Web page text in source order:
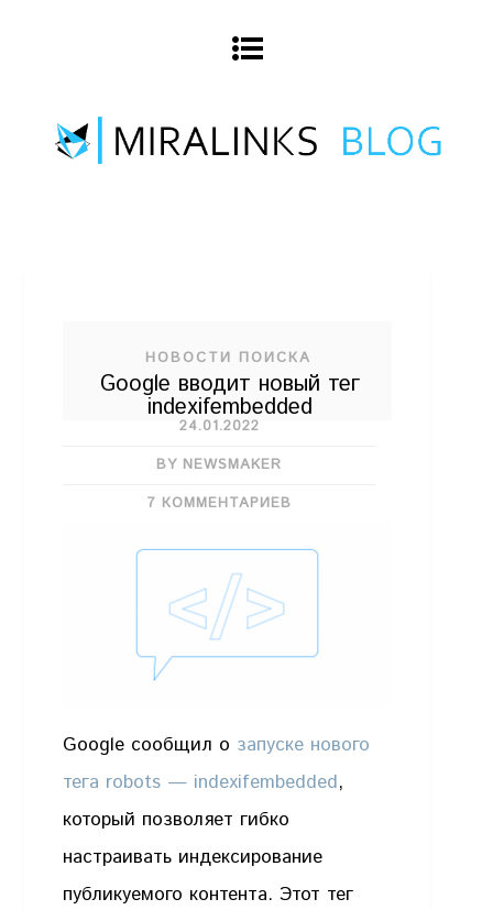
НОВОСТИ ПОИСКА
Google вводит новый тег
indexifembedded
24.01.2022
BY NEWSMAKER
7 КОММЕНТАРИЕВ
Google сообщил о запуске нового
тега robots — indexifembedded,
который позволяет гибко
настраивать индексирование
публикуемого контента. Этот тег